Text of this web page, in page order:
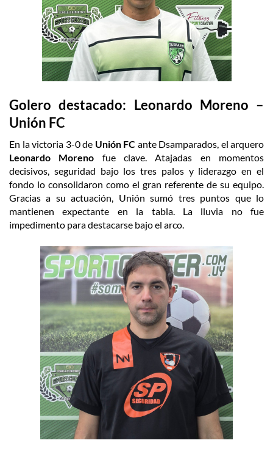
Golero destacado: Leonardo Moreno –
Unión FC
En la victoria 3-0 de Unión FC ante Dsamparados, el arquero
Leonardo Moreno fue clave. Atajadas en momentos
decisivos, seguridad bajo los tres palos y liderazgo en el
fondo lo consolidaron como el gran referente de su equipo.
Gracias a su actuación, Unión sumó tres puntos que lo
mantienen expectante en la tabla. La lluvia no fue
impedimento para destacarse bajo el arco.